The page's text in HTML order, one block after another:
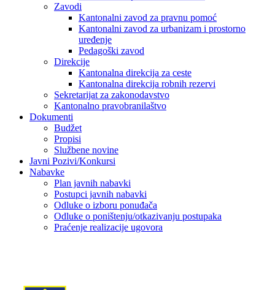
Zavodi
Kantonalni zavod za pravnu pomoć
Kantonalni zavod za urbanizam i prostorno
uređenje
Pedagoški zavod
Direkcije
Kantonalna direkcija za ceste
Kantonalna direkcija robnih rezervi
Sekretarijat za zakonodavstvo
Kantonalno pravobranilaštvo
Dokumenti
Budžet
Propisi
Službene novine
Javni Pozivi/Konkursi
Nabavke
Plan javnih nabavki
Postupci javnih nabavki
Odluke o izboru ponuđača
Odluke o poništenju/otkazivanju postupaka
Praćenje realizacije ugovora